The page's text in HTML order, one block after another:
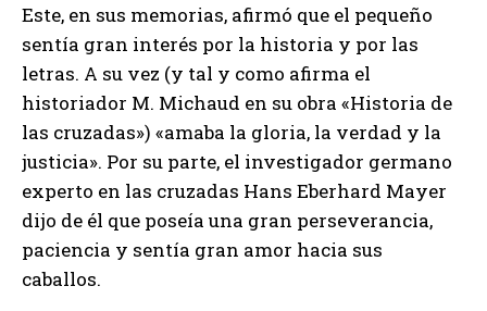
Este, en sus memorias, afirmó que el pequeño
sentía gran interés por la historia y por las
letras. A su vez (y tal y como afirma el
historiador M. Michaud en su obra «Historia de
las cruzadas») «amaba la gloria, la verdad y la
justicia». Por su parte, el investigador germano
experto en las cruzadas Hans Eberhard Mayer
dijo de él que poseía una gran perseverancia,
paciencia y sentía gran amor hacia sus
caballos.